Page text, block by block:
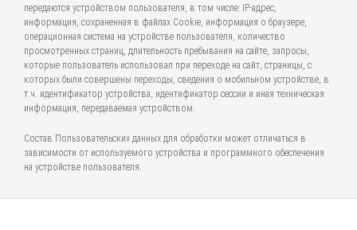
передаются устройством пользователя, в том числе: IP-адрес,
информация, сохраненная в файлах Cookie, информация о браузере,
операционная система на устройстве пользователя, количество
просмотренных страниц, длительность пребывания на сайте, запросы,
которые пользователь использовал при переходе на сайт, страницы, с
которых были совершены переходы, сведения о мобильном устройстве, в
т.ч. идентификатор устройства, идентификатор сессии и иная техническая
информация, передаваемая устройством.
Состав Пользовательских данных для обработки может отличаться в
зависимости от используемого устройства и программного обеспечения
на устройстве пользователя.